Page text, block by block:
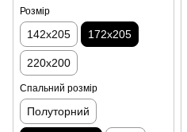
Розмір
142x205 172x205
220x200
Спальний розмір
Полуторний